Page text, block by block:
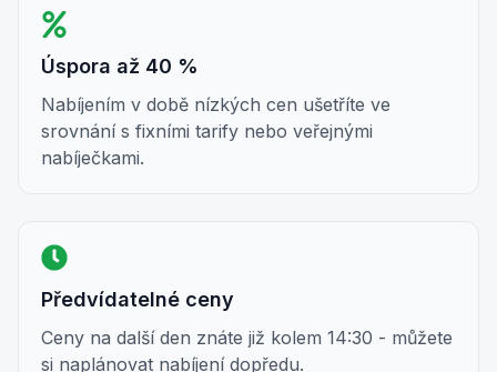
Úspora až 40 %
Nabíjením v době nízkých cen ušetříte ve
srovnání s fixními tarify nebo veřejnými
nabíječkami.
Předvídatelné ceny
Ceny na další den znáte již kolem 14:30 - můžete
si naplánovat nabíjení dopředu.